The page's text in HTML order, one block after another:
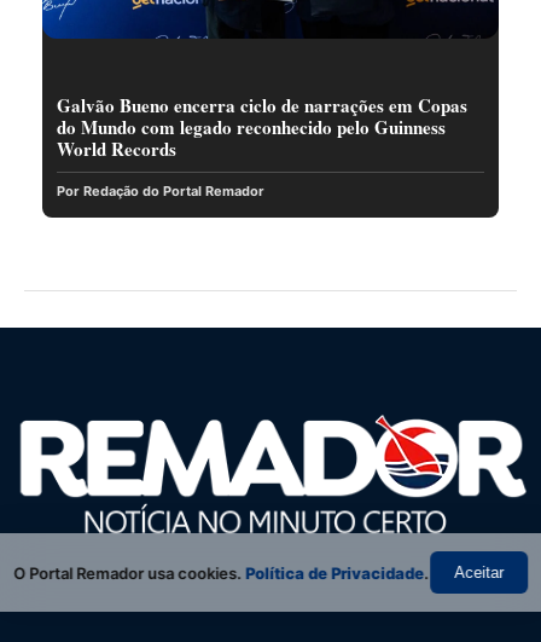
Galvão Bueno encerra ciclo de narrações em Copas
do Mundo com legado reconhecido pelo Guinness
World Records
Por Redação do Portal Remador
O Portal Remador usa cookies.Política de Privacidade. Aceitar